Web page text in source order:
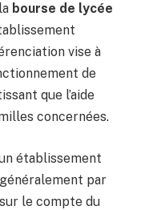
bourse de lycée
vise à
de
que l’aide
concernées.
établissement
par
le compte du